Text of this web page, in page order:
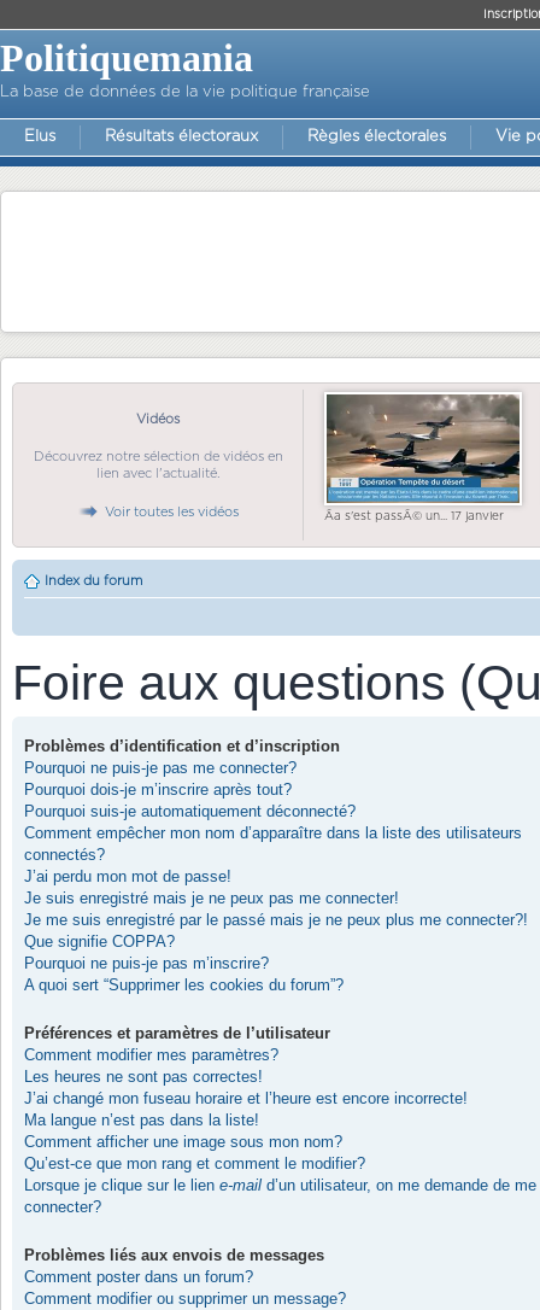
Politiquemania
La base de données de la vie politique française
Elus Résultats électoraux Règles électorales Vie
Vidéos
Découvrez notre sélection de vidéos en
lien avec l'actualité.
Voir toutes les vidéos Ãa s'est passÃ© un... 17 janvier
Index du forum
Foire aux questions
Problèmes d’identification et d’inscription
Pourquoi ne puis-je pas me connecter?
Pourquoi dois-je m’inscrire après tout?
Pourquoi suis-je automatiquement déconnecté?
Comment empêcher mon nom d’apparaître dans la liste des utilisateurs
connectés?
J’ai perdu mon mot de passe!
Je suis enregistré mais je ne peux pas me connecter!
Je me suis enregistré par le passé mais je ne peux plus me connecter?!
Que signifie COPPA?
Pourquoi ne puis-je pas m’inscrire?
A quoi sert “Supprimer les cookies du forum”?
Préférences et paramètres de l’utilisateur
Comment modifier mes paramètres?
Les heures ne sont pas correctes!
J’ai changé mon fuseau horaire et l’heure est encore incorrecte!
Ma langue n’est pas dans la liste!
Comment afficher une image sous mon nom?
Qu’est-ce que mon rang et comment le modifier?
Lorsque je clique sur le lien e-mail d’un utilisateur, on me demande de me
connecter?
Problèmes liés aux envois de messages
Comment poster dans un forum?
Comment modifier ou supprimer un message?